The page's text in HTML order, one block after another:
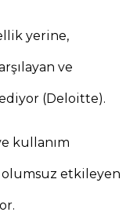
yerine,
ve
(Deloitte).
kullanım
olumsuz etkileyen